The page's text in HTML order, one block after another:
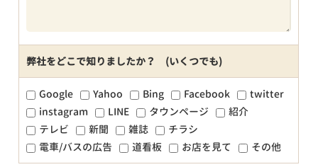
弊社をどこで知りましたか？ (いくつでも)
Google Yahoo Bing Facebook
twitter
instagram
LINE タウンページ
紹介
テレビ
新聞 雑誌
チラシ
電車/バスの広告
道看板 お店を見て その他